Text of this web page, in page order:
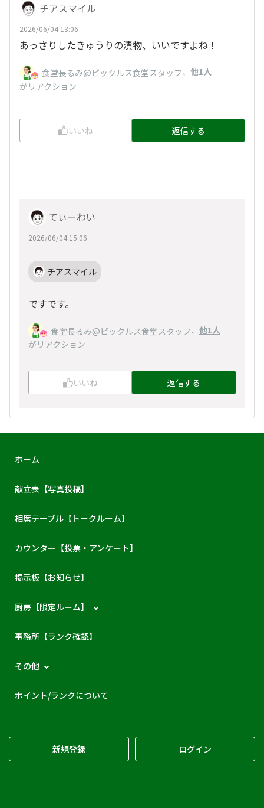
チアスマイル
2026/06/04 13:06
あっさりしたきゅうりの漬物、いいですよね！
食堂長るみ@ピックルス食堂スタッフ、 他1人
がリアクション
いいね 返信する
てぃーわい
2026/06/04 15:06
チアスマイル
ですです。
食堂長るみ@ピックルス食堂スタッフ、 他1人
がリアクション
いいね 返信する
ホーム
献立表【写真投稿】
相席テーブル【トークルーム】
カウンター【投票・アンケート】
掲示板【お知らせ】
厨房【限定ルーム】
事務所【ランク確認】
その他
ポイント/ランクについて
新規登録 ログイン